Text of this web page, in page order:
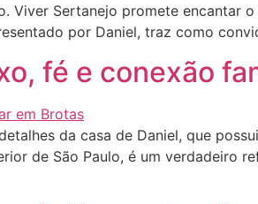
Viver Sertanejo promete encantar
por Daniel, traz como
fé e conexão
da casa de Daniel, que
de São Paulo, é um verdadeiro